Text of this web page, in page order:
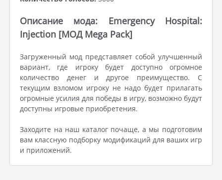
Описание мода: Emergency Hospital:
Injection [МОД Mega Pack]
Загруженный мод представляет собой улучшенный
вариант, где игроку будет доступно огромное
количество денег и другое преимущество. С
текущим взломом игроку не надо будет прилагать
огромные усилия для победы в игру, возможно будут
доступны игровые приобретения.
Заходите на наш каталог почаще, а мы подготовим
вам классную подборку модификаций для ваших игр
и приложений.